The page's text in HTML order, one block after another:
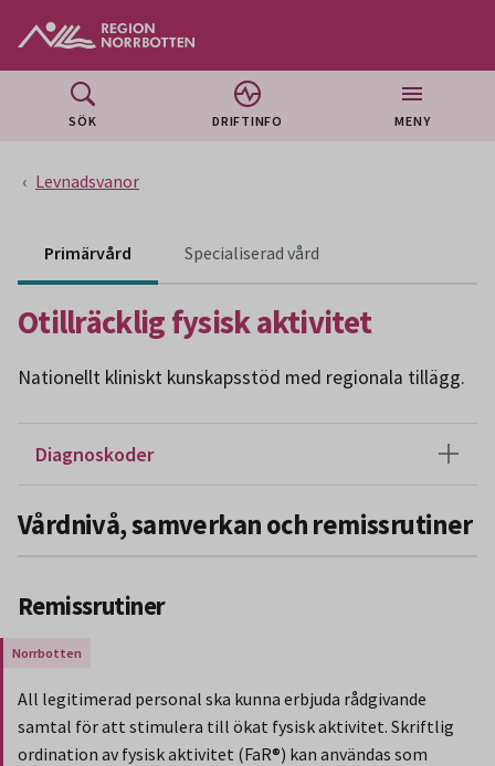
SÖK DRIFTINFO MENY
Levnadsvanor
Primärvård Specialiserad vård
Otillräcklig fysisk aktivitet
Nationellt kliniskt kunskapsstöd med regionala tillägg.
Diagnoskoder
Vårdnivå, samverkan och remissrutiner
Remissrutiner
Gäller endast för Region Norrbotten.
All legitimerad personal ska kunna erbjuda rådgivande
samtal för att stimulera till ökat fysisk aktivitet. Skriftlig
ordination av fysisk aktivitet (FaR®) kan användas som